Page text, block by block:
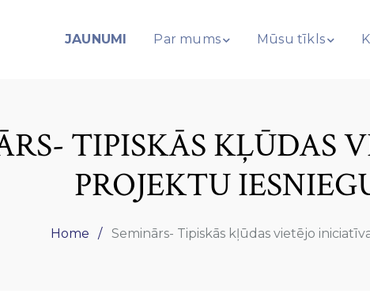
JAUNUMI Par mums Mūsu tīkls
TIPISKĀS KĻŪDAS
PROJEKTU
Home Seminārs- Tipiskās kļūdas vietējo